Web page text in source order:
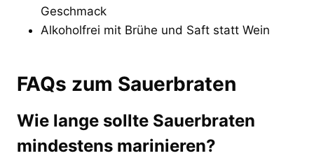
Geschmack
Alkoholfrei mit Brühe und Saft statt Wein
FAQs zum Sauerbraten
Wie lange sollte Sauerbraten
mindestens marinieren?